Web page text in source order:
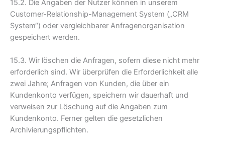
15.2. Die Angaben der Nutzer können in unserem
Customer-Relationship-Management System („CRM
System“) oder vergleichbarer Anfragenorganisation
gespeichert werden.
15.3. Wir löschen die Anfragen, sofern diese nicht mehr
erforderlich sind. Wir überprüfen die Erforderlichkeit alle
zwei Jahre; Anfragen von Kunden, die über ein
Kundenkonto verfügen, speichern wir dauerhaft und
verweisen zur Löschung auf die Angaben zum
Kundenkonto. Ferner gelten die gesetzlichen
Archivierungspflichten.